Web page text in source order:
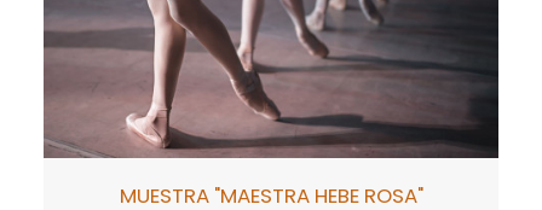
MUESTRA "MAESTRA HEBE ROSA"